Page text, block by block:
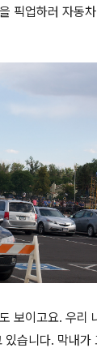
픽업하러 자동
보이고요. 우리
습니다. 막내가